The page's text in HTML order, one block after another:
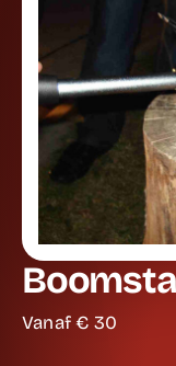
Vanaf € 30